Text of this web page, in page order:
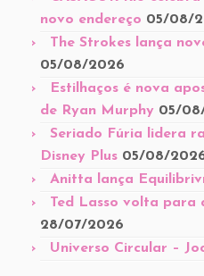
novo endereço 05/08/
The Strokes lança
05/08/2026
Estilhaços é nova
de Ryan Murphy 05/
Seriado Fúria lidera
Disney Plus 05/08/
Anitta lança
Ted Lasso volta
28/07/2026
Universo Circular –